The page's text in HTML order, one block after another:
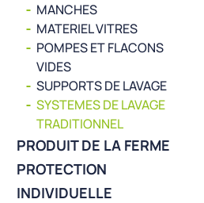
MANCHES
MATERIEL VITRES
POMPES ET FLACONS
VIDES
SUPPORTS DE LAVAGE
SYSTEMES DE LAVAGE
TRADITIONNEL
PRODUIT DE LA FERME
PROTECTION
INDIVIDUELLE